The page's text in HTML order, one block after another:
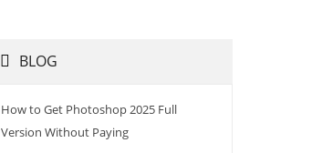
BLOG
How to Get Photoshop 2025 Full
Version Without Paying